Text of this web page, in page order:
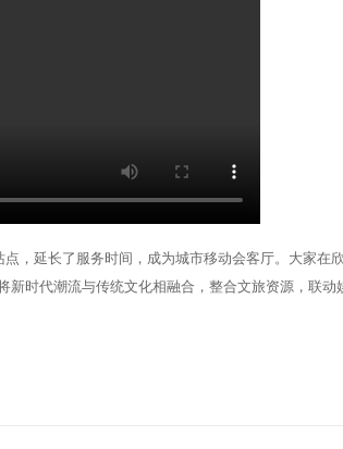
，延长了服务时间，成为城市移动会客厅。大家在
时代潮流与传统文化相融合，整合文旅资源，联